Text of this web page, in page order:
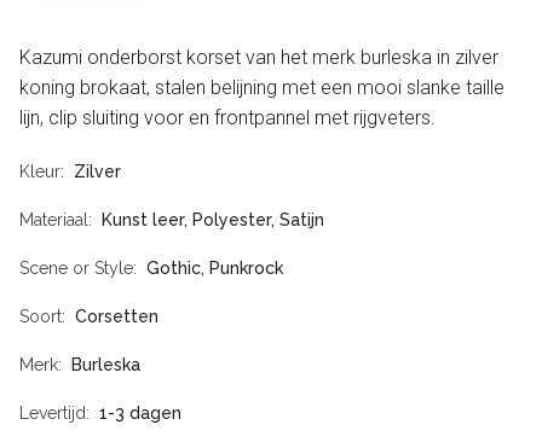
Kazumi onderborst korset van het merk burleska in zilver
koning brokaat, stalen belijning met een mooi slanke taille
lijn, clip sluiting voor en frontpannel met rijgveters.
Kleur Zilver
Materiaal Kunst leer, Polyester, Satijn
Scene or Style Gothic, Punkrock
Soort Corsetten
Merk Burleska
Levertijd 1-3 dagen